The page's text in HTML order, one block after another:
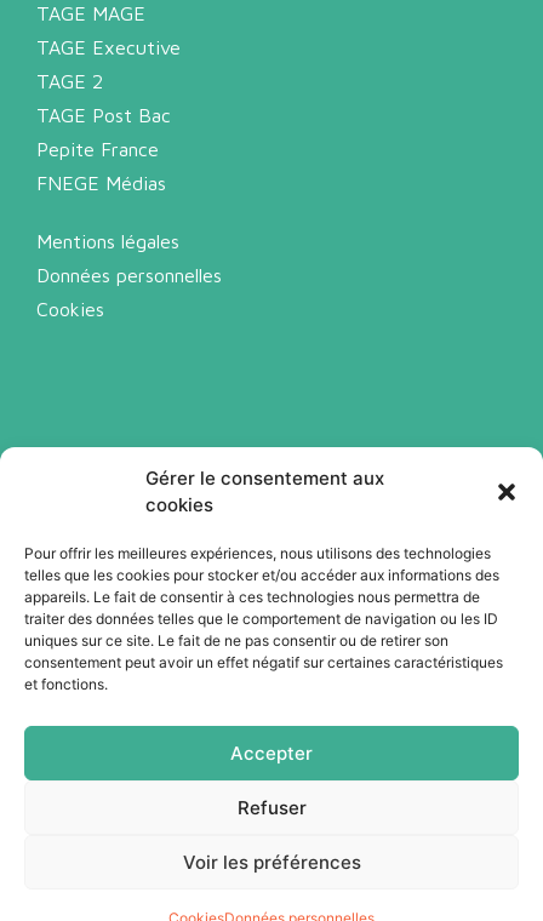
Gérer le consentement aux
cookies
Pour offrir les meilleures expériences, nous utilisons des technologies
telles que les cookies pour stocker et/ou accéder aux informations des
appareils. Le fait de consentir à ces technologies nous permettra de
traiter des données telles que le comportement de navigation ou les ID
uniques sur ce site. Le fait de ne pas consentir ou de retirer son
consentement peut avoir un effet négatif sur certaines caractéristiques
et fonctions.
Accepter
Refuser
Voir les préférences
TAGE MAGE
TAGE Executive
TAGE 2
TAGE Post Bac
Pepite France
FNEGE Médias
Mentions légales
Données personnelles
Cookies
Abonnez-vous à notre newsletter
Je m'abonne